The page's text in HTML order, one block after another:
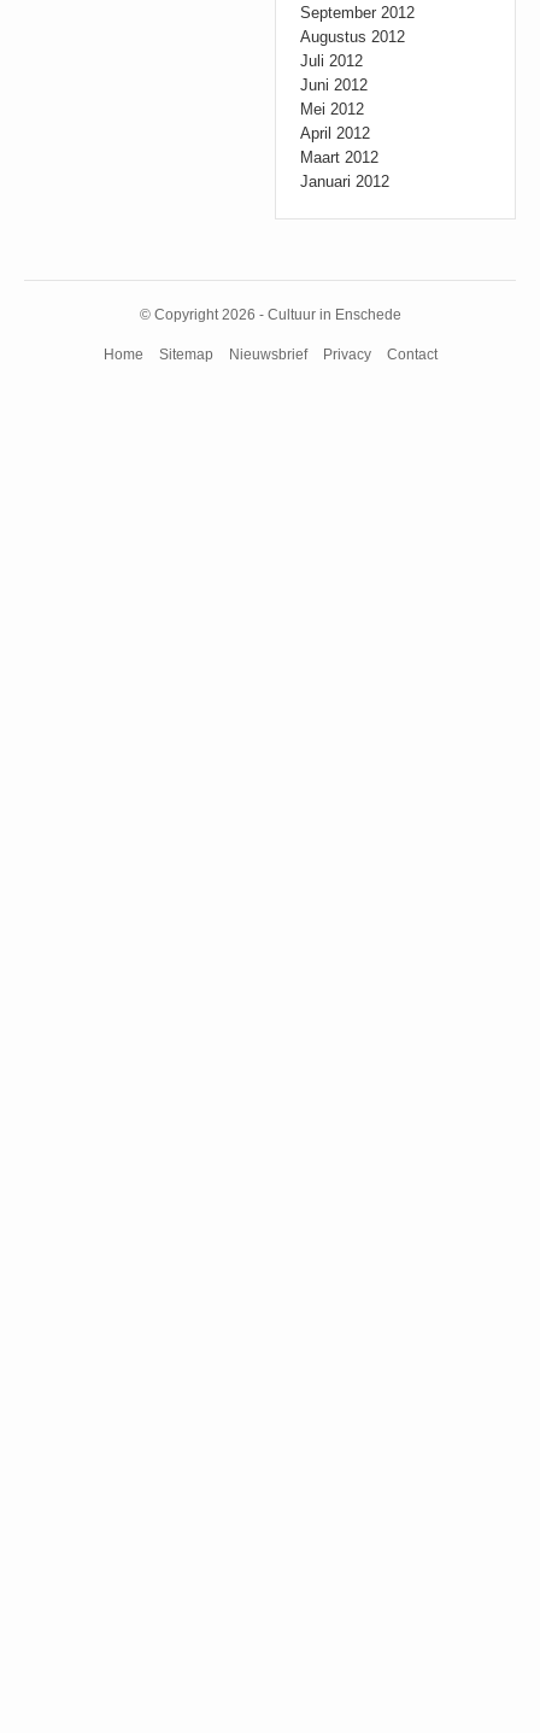
September 2012
Augustus 2012
Juli 2012
Juni 2012
Mei 2012
April 2012
Maart 2012
Januari 2012
© Copyright 2026 - Cultuur in Enschede
Home Sitemap Nieuwsbrief Privacy Contact